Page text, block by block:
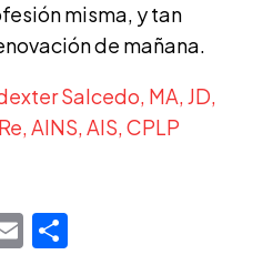
misma, y tan
de mañana.
Salcedo, MA, JD,
AINS, AIS, CPLP
Email